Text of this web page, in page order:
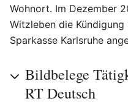
Wohnort. Im Dezember
Witzleben die
Sparkasse Karlsruhe
Bildbelege
RT Deutsch